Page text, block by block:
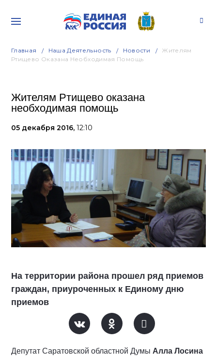
Главная Наша Деятельность Новости
Жителям
Ртищево Оказана Необходимая Помощь
Жителям Ртищево оказана
необходимая помощь
05 декабря 2016, 12:10
На территории района прошел ряд приемов
граждан, приуроченных к Единому дню
приемов
Депутат Саратовской областной Думы Алла Лосина